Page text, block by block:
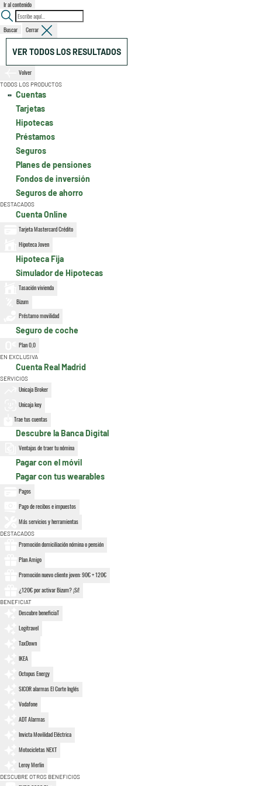
Ir al contenido
Buscar Cerrar
VER TODOS LOS RESULTADOS
Volver
TODOS LOS PRODUCTOS
Cuentas
Tarjetas
Hipotecas
Préstamos
Seguros
Planes de pensiones
Fondos de inversión
Seguros de ahorro
DESTACADOS
Cuenta Online
Tarjeta Mastercard Crédito
Hipoteca Joven
Hipoteca Fija
Simulador de Hipotecas
Tasación vivienda
Bizum
Préstamo movilidad
Seguro de coche
Plan 0,0
EN EXCLUSIVA
Cuenta Real Madrid
SERVICIOS
Unicaja Broker
Unicaja key
Trae tus cuentas
Descubre la Banca Digital
Ventajas de traer tu nómina
Pagar con el móvil
Pagar con tus wearables
Pagos
Pago de recibos e impuestos
Más servicios y herramientas
DESTACADOS
Promoción domiciliación nómina o pensión
Plan Amigo
Promoción nuevo cliente joven: 90€ + 120€
¿120€ por activar Bizum? ¡Sí!
BENEFICIAT
Descubre beneficiaT
Logitravel
TaxDown
IKEA
Octopus Energy
SICOR alarmas El Corte Inglés
Vodafone
ADT Alarmas
Invicta Movilidad Eléctrica
Motocicletas NEXT
Leroy Merlin
DESCUBRE OTROS BENEFICIOS